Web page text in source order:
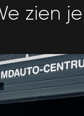
zien je